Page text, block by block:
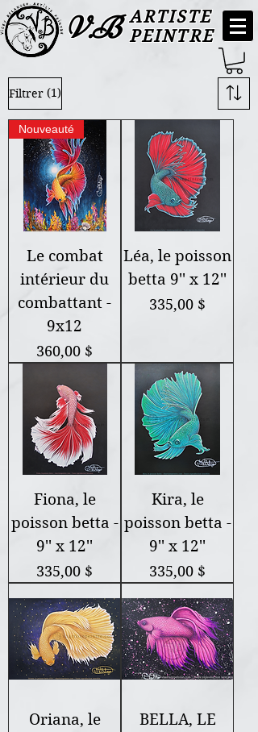
V.B ARTISTE
PEINTRE
Filtrer (1)
Nouveauté
Le combat
intérieur du
combattant -
9x12
Prix
360,00 $
Léa, le poisson
betta 9'' x 12''
Prix
335,00 $
Fiona, le
poisson betta -
9'' x 12''
Prix
335,00 $
Kira, le
poisson betta -
9'' x 12''
Prix
335,00 $
Oriana, le
BELLA, LE